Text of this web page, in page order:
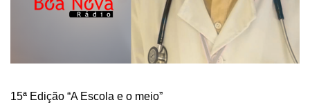
15ª Edição “A Escola e o meio”